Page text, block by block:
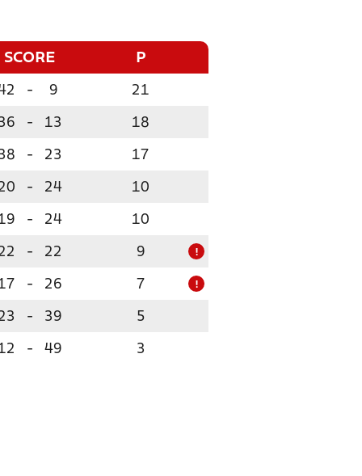
SCORE P
- 9 21
- 13 18
- 23 17
- 24 10
- 24 10
- 22 9 !
- 26 7 !
- 39 5
- 49 3